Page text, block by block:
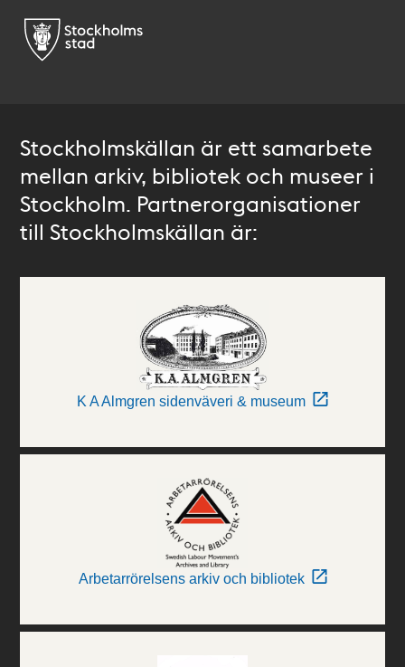
Stockholmskällan är ett samarbete
mellan arkiv, bibliotek och museer i
Stockholm. Partnerorganisationer
till Stockholmskällan är:
K A Almgren sidenväveri & museum
Arbetarrörelsens arkiv och bibliotek